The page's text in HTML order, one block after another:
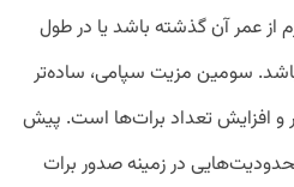
عمر آن گذشته باشد یا در طول
باشد. سومین مزیت سپامی، ساده‌تر
و افزایش تعداد برات‌ها است. پیش
در زمینه صدور برات